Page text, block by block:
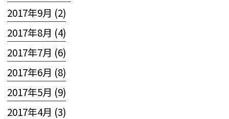
2017年9月 (2)
2017年8月 (4)
2017年7月 (6)
2017年6月 (8)
2017年5月 (9)
2017年4月 (3)